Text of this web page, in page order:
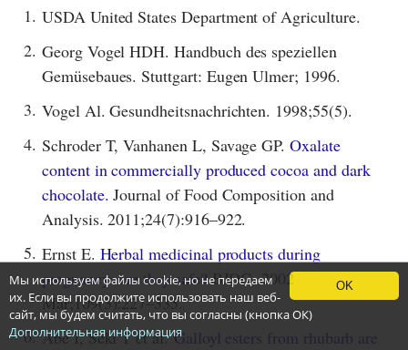
1. USDA United States Department of Agriculture.
2. Georg Vogel HDH. Handbuch des speziellen
Gemüsebaues. Stuttgart: Eugen Ulmer; 1996.
3. Vogel Al. Gesundheitsnachrichten. 1998;55(5).
4. Schroder T, Vanhanen L, Savage GP.Oxalate
content in commercially produced cocoa and dark
chocolate. Journal of Food Composition and
Analysis. 2011;24(7):916–922.
5. Ernst E. Herbal medicinal products during
pregnancy: are they safe?BJOG. 2002
Mar;109(3):227–335.
6. Abe I, Seki T et al.Galloyl esters from rhubarb are
OK
Мы используем файлы cookie, но не передаем
их. Если вы продолжите использовать наш веб-
сайт, мы будем считать, что вы согласны (кнопка ОК)
Дополнительная информация